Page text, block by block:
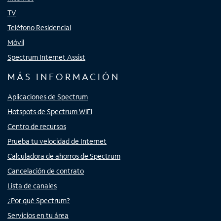
TV
Teléfono Residencial
Móvil
Spectrum Internet Assist
MÁS INFORMACIÓN
Aplicaciones de Spectrum
Hotspots de Spectrum WiFi
Centro de recursos
Prueba tu velocidad de Internet
Calculadora de ahorros de Spectrum
Cancelación de contrato
Lista de canales
¿Por qué Spectrum?
Servicios en tu área